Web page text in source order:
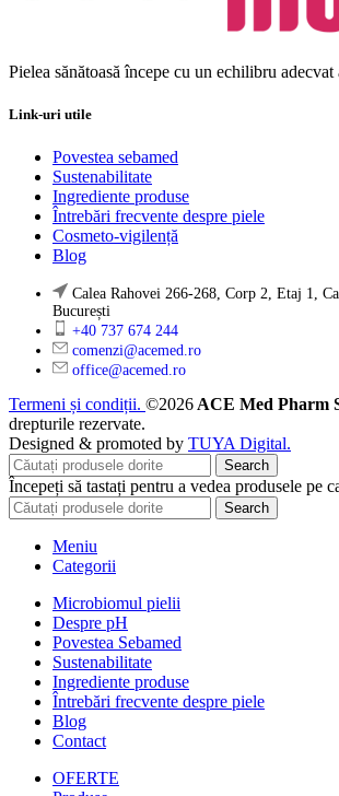
Pielea sănătoasă începe cu un echilibru
Link-uri utile
Povestea sebamed
Sustenabilitate
Ingrediente produse
Întrebări frecvente despre piele
Cosmeto-vigilență
Blog
Calea Rahovei 266-268, Corp 2, Etaj 1,
București
+40 737 674 244
comenzi@acemed.ro
office@acemed.ro
Termeni și condiții. ©2026 ACE Med Pharm
drepturile rezervate.
Designed & promoted by TUYA Digital.
Search
Începeți să tastați pentru a vedea produsele pe
Search
Meniu
Categorii
Microbiomul pielii
Despre pH
Povestea Sebamed
Sustenabilitate
Ingrediente produse
Întrebări frecvente despre piele
Blog
Contact
OFERTE